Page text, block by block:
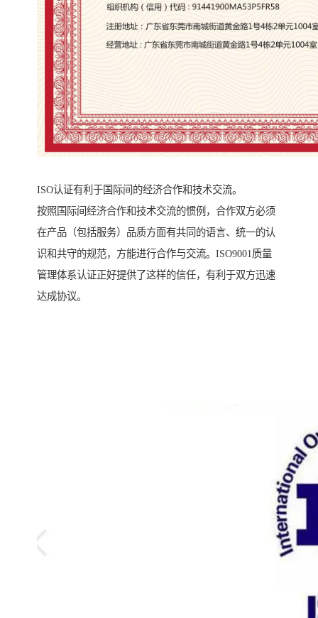
ISO认证有利于国际间的经济合作和技术交流。
按照国际间经济合作和技术交流的惯例，合作双方必须
在产品（包括服务）品质方面有共同的语言、统一的认
识和共守的规范，方能进行合作与交流。ISO9001质量
管理体系认证正好提供了这样的信任，有利于双方迅速
达成协议。